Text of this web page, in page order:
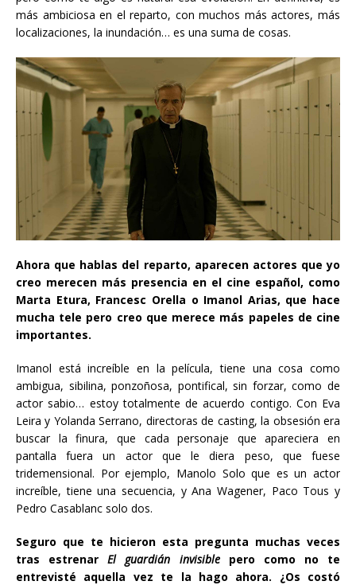
más ambiciosa en el reparto, con muchos más actores, más
localizaciones, la inundación… es una suma de cosas.
Ahora que hablas del reparto, aparecen actores que yo
creo merecen más presencia en el cine español, como
Marta Etura, Francesc Orella o Imanol Arias, que hace
mucha tele pero creo que merece más papeles de cine
importantes.
Imanol está increíble en la película, tiene una cosa como
ambigua, sibilina, ponzoñosa, pontifical, sin forzar, como de
actor sabio… estoy totalmente de acuerdo contigo. Con Eva
Leira y Yolanda Serrano, directoras de casting, la obsesión era
buscar la finura, que cada personaje que apareciera en
pantalla fuera un actor que le diera peso, que fuese
tridemensional. Por ejemplo, Manolo Solo que es un actor
increíble, tiene una secuencia, y Ana Wagener, Paco Tous y
Pedro Casablanc solo dos.
Seguro que te hicieron esta pregunta muchas veces
tras estrenarEl guardián invisiblepero como no te
entrevisté aquella vez te la hago ahora. ¿Os costó